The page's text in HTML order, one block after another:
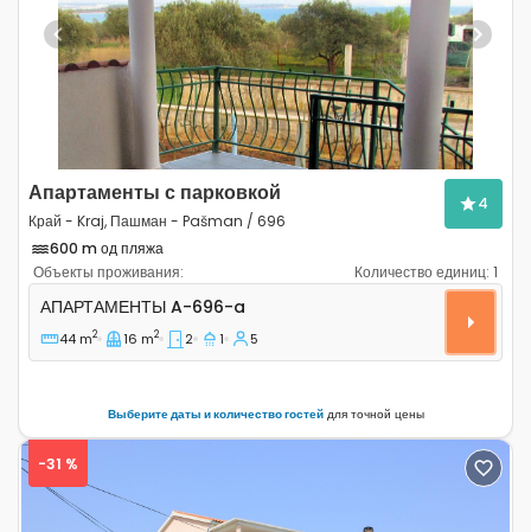
Previous Next
Апартаменты с парковкой
Край - Kraj, Пашман - Pašman / 696
4
600 m од пляжа
Объекты проживания:
Количество единиц: 1
Двухкомнатные апартаменты Край - Kraj, Пашман -
АПАРТАМЕНТЫ A-696-a
44 m2 16 m2 2 1 5
Выберите даты и количество гостейдля точной цены
-31 %